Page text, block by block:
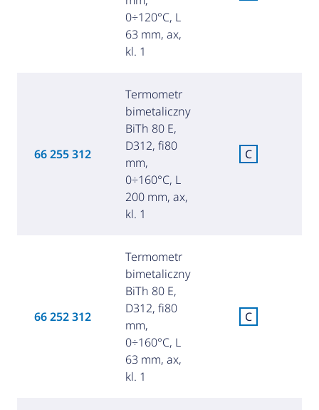
0÷120°C, L
63 mm, ax,
kl. 1
66 255 312
Termometr
bimetaliczny
BiTh 80 E,
D312, fi80
mm,
0÷160°C, L
200 mm, ax,
kl. 1
C
66 252 312
Termometr
bimetaliczny
BiTh 80 E,
D312, fi80
mm,
0÷160°C, L
63 mm, ax,
kl. 1
C